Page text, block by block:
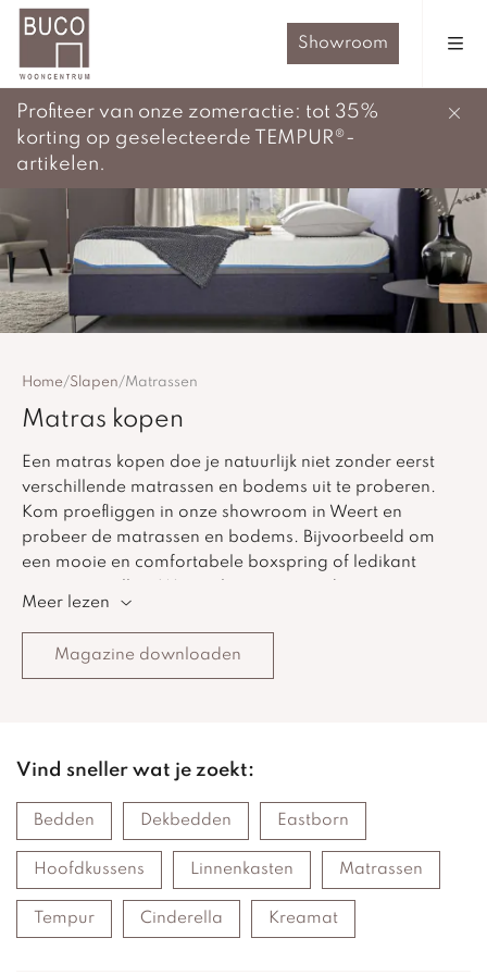
Showroom
Profiteer van onze zomeractie: tot 35%
korting op geselecteerde TEMPUR®-
artikelen.
Home/Slapen/Matrassen
Matras kopen
Een matras kopen doe je natuurlijk niet zonder eerst
verschillende matrassen en bodems uit te proberen.
Kom proefliggen in onze showroom in Weert en
probeer de matrassen en bodems. Bijvoorbeeld om
een mooie en comfortabele boxspring of ledikant
materialen, die bijdragen aan een milieuvriendelijk
karakter, zonder afbreuk te doen aan ervaren kwaliteit
en comfort.
Meer lezen
Magazine downloaden
Vind sneller wat je zoekt:
Bedden Dekbedden Eastborn
Hoofdkussens Linnenkasten Matrassen
Tempur Cinderella Kreamat